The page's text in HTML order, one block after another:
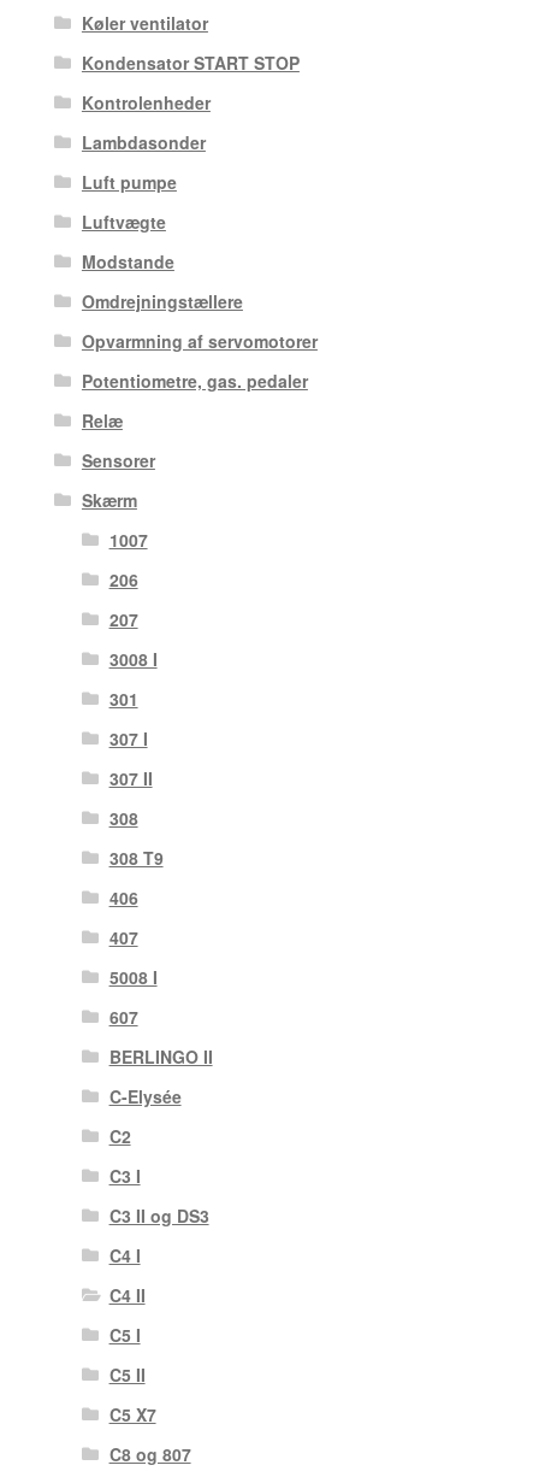
Køler ventilator
Kondensator START STOP
Kontrolenheder
Lambdasonder
Luft pumpe
Luftvægte
Modstande
Omdrejningstællere
Opvarmning af servomotorer
Potentiometre, gas. pedaler
Relæ
Sensorer
Skærm
1007
206
207
3008 I
301
307 I
307 II
308
308 T9
406
407
5008 I
607
BERLINGO II
C-Elysée
C2
C3 I
C3 II og DS3
C4 I
C4 II
C5 I
C5 II
C5 X7
C8 og 807